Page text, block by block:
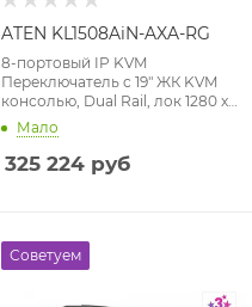
ATEN KL1508AiN-AXA-RG
8-портовый IP KVM
Переключатель c 19" ЖК KVM
консолью, Dual Rail, лок 1280 x
1024, удал 1600 x 1200
Мало
325 224 руб
Советуем